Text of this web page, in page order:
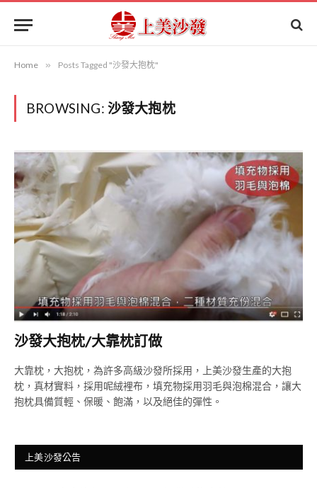
Home » Posts Tagged "沙發大抱枕"
BROWSING: 沙發大抱枕
沙發大抱枕/大靠枕訂做
大靠枕，大抱枕，為許多高級沙發所採用，上美沙發生產的大抱
枕，真材實料，採用呢絨裡布，填充物採用羽毛與泡棉混合，讓大
抱枕具備質輕、保暖、飽滿，以及絕佳的彈性。
上美沙發公告